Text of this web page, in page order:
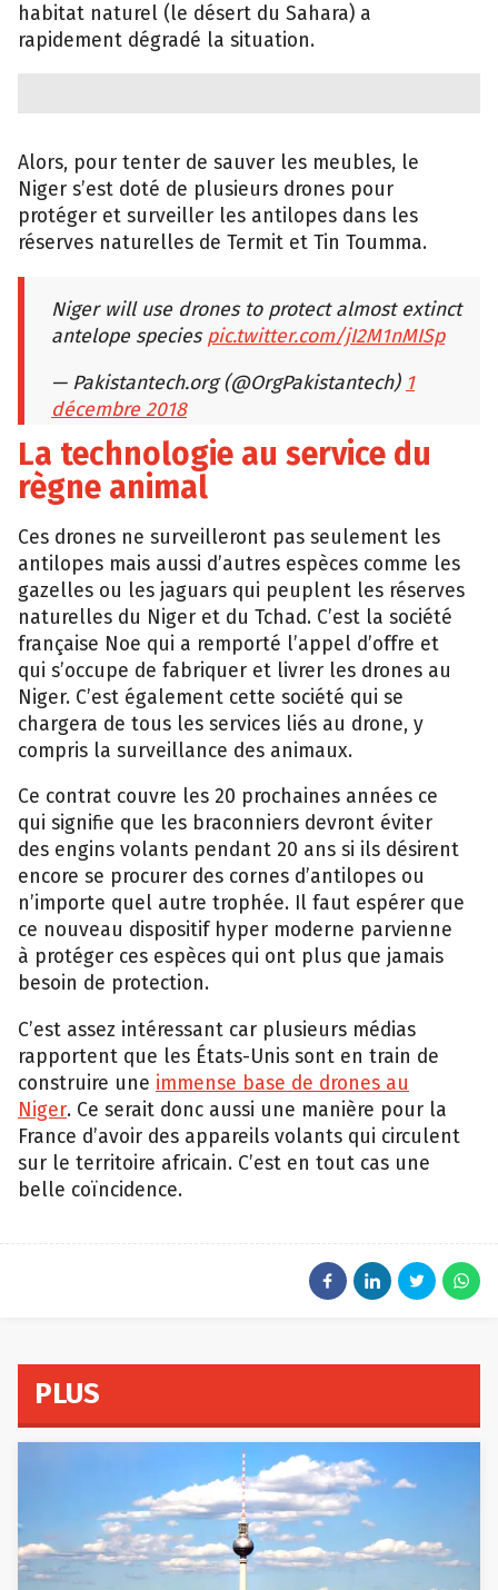
habitat naturel (le désert du Sahara) a
rapidement dégradé la situation.
Alors, pour tenter de sauver les meubles, le
Niger s’est doté de plusieurs drones pour
protéger et surveiller les antilopes dans les
réserves naturelles de Termit et Tin Toumma.
Niger will use drones to protect almost extinct
antelope speciespic.twitter.com/jI2M1nMISp
— Pakistantech.org (@OrgPakistantech) 1
décembre 2018
La technologie au service du
règne animal
Ces drones ne surveilleront pas seulement les
antilopes mais aussi d’autres espèces comme les
gazelles ou les jaguars qui peuplent les réserves
naturelles du Niger et du Tchad. C’est la société
française Noe qui a remporté l’appel d’offre et
qui s’occupe de fabriquer et livrer les drones au
Niger. C’est également cette société qui se
chargera de tous les services liés au drone, y
compris la surveillance des animaux.
Ce contrat couvre les 20 prochaines années ce
qui signifie que les braconniers devront éviter
des engins volants pendant 20 ans si ils désirent
encore se procurer des cornes d’antilopes ou
n’importe quel autre trophée. Il faut espérer que
ce nouveau dispositif hyper moderne parvienne
à protéger ces espèces qui ont plus que jamais
besoin de protection.
C’est assez intéressant car plusieurs médias
rapportent que les États-Unis sont en train de
construire une immense base de drones au
Niger. Ce serait donc aussi une manière pour la
France d’avoir des appareils volants qui circulent
sur le territoire africain. C’est en tout cas une
belle coïncidence.
PLUS